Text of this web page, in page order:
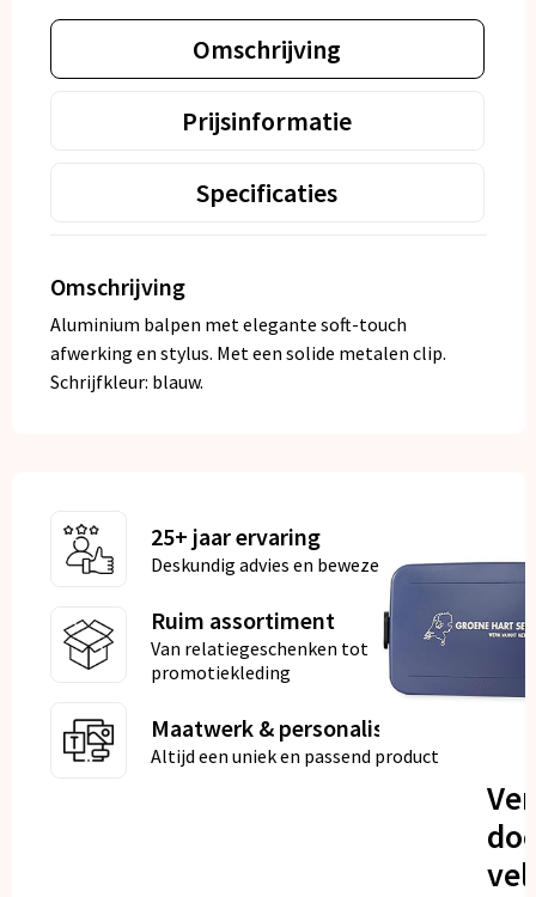
Omschrijving
Prijsinformatie
Specificaties
Omschrijving
Aluminium balpen met elegante soft-touch
afwerking en stylus. Met een solide metalen clip.
Schrijfkleur: blauw.
25+ jaar ervaring
Deskundig advies en bewezen kwaliteit
Ruim assortiment
Van relatiegeschenken tot
promotiekleding
Maatwerk & personalisatie
Altijd een uniek en passend product